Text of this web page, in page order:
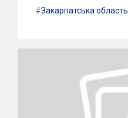
#Закарпатська область